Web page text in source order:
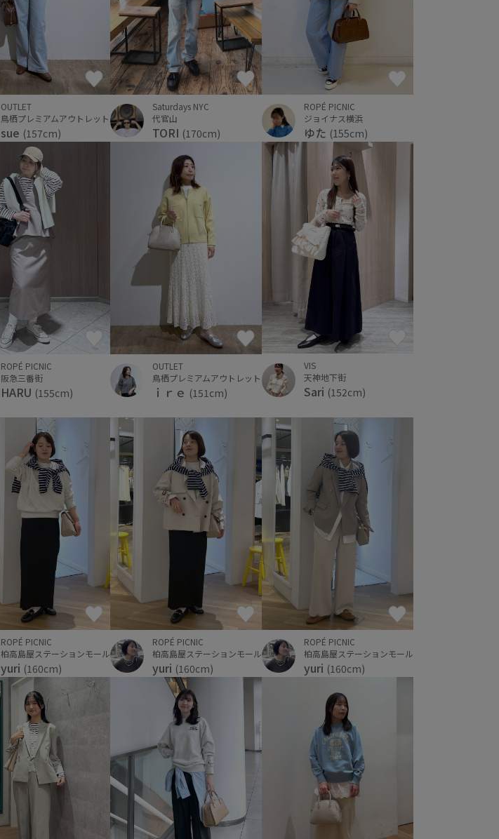
OUTLET
鳥栖プレミアムアウトレット
sue (157cm)
Saturdays NYC
代官山
TORI (170cm)
ROPÉ PICNIC
ジョイナス横浜
ゆた (155cm)
ROPÉ PICNIC
阪急三番街
HARU (155cm)
OUTLET
鳥栖プレミアムアウトレット
ｉｒｅ (151cm)
VIS
天神地下街
Sari (152cm)
ROPÉ PICNIC
柏高島屋ステーションモール
yuri (160cm)
ROPÉ PICNIC
柏高島屋ステーションモール
yuri (160cm)
ROPÉ PICNIC
柏高島屋ステーションモール
yuri (160cm)